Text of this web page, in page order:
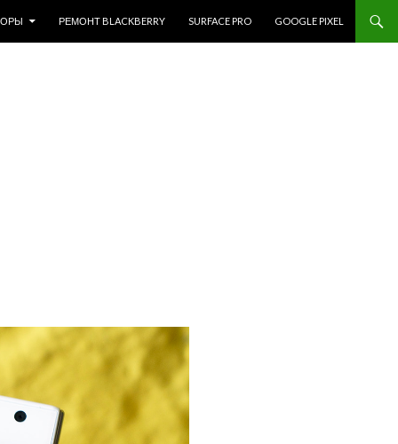
РЕМОНТ BLACKBERRY SURFACE PRO GOOGLE PIXEL